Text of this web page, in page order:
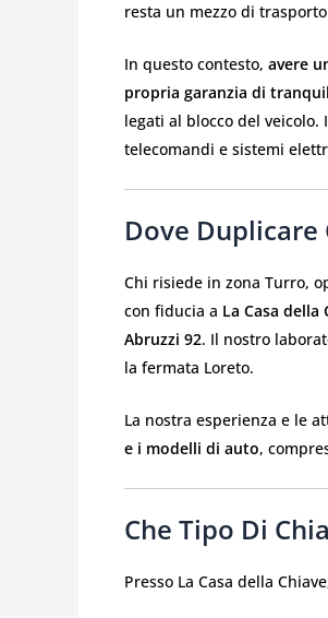
resta un mezzo di
In questo contesto, avere
propria garanzia di
legati al blocco del
telecomandi e sistemi
Dove
Chi risiede in zona Turro,
con fiducia a La Casa della
Abruzzi 92. Il nostro
la fermata Loreto.
La nostra esperienza e le
e i modelli di auto,
Che Tipo Di
Presso La Casa della